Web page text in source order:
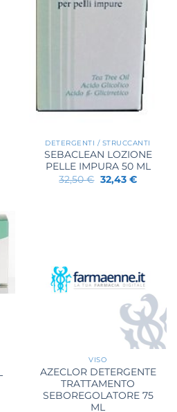
DETERGENTI / STRUCCANTI
SEBACLEAN LOZIONE
PELLE IMPURA 50 ML
32,50€ Il
prezzo
32,43 €Il
VISO
AZECLOR DETERGENTE
TRATTAMENTO
SEBOREGOLATORE 75
ML